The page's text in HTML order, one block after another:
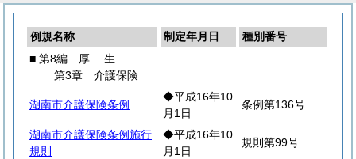
例規名称 制定年月日
種別番号
■ 第8編 厚 生
第3章 介護保険
湖南市介護保険条例
◆平成16年10
月1日
条例第136号
湖南市介護保険条例施行
規則
◆平成16年10
月1日
規則第99号